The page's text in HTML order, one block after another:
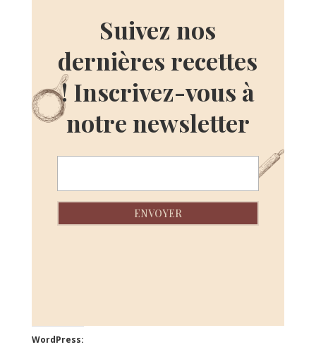
Suivez nos
dernières recettes
! Inscrivez-vous à
notre newsletter
ENVOYER
WordPress: